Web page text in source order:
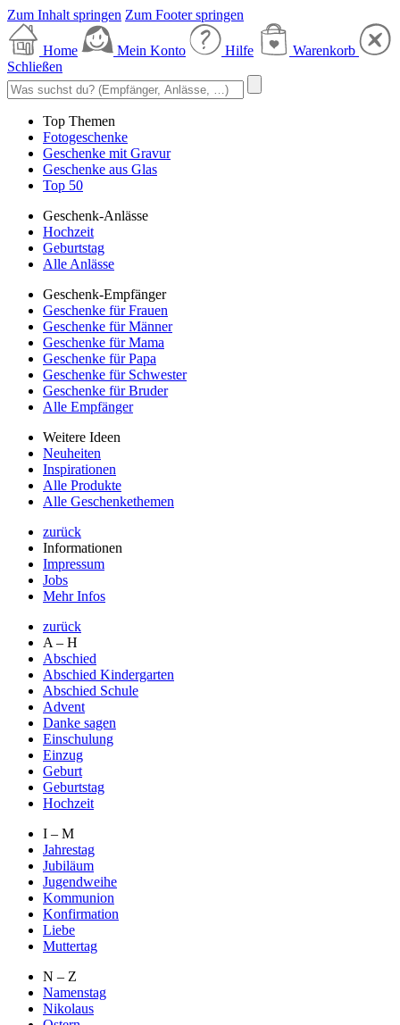
Zum Inhalt springen Zum Footer springen
Home Mein Konto Hilfe
Warenkorb
Schließen
Top Themen
Fotogeschenke
Geschenke mit Gravur
Geschenke aus Glas
Top 50
Geschenk-Anlässe
Hochzeit
Geburtstag
Alle Anlässe
Geschenk-Empfänger
Geschenke für Frauen
Geschenke für Männer
Geschenke für Mama
Geschenke für Papa
Geschenke für Schwester
Geschenke für Bruder
Alle Empfänger
Weitere Ideen
Neuheiten
Inspirationen
Alle Produkte
Alle Geschenkethemen
zurück
Informationen
Impressum
Jobs
Mehr Infos
zurück
A – H
Abschied
Abschied Kindergarten
Abschied Schule
Advent
Danke sagen
Einschulung
Einzug
Geburt
Geburtstag
Hochzeit
I – M
Jahrestag
Jubiläum
Jugendweihe
Kommunion
Konfirmation
Liebe
Muttertag
N – Z
Namenstag
Nikolaus